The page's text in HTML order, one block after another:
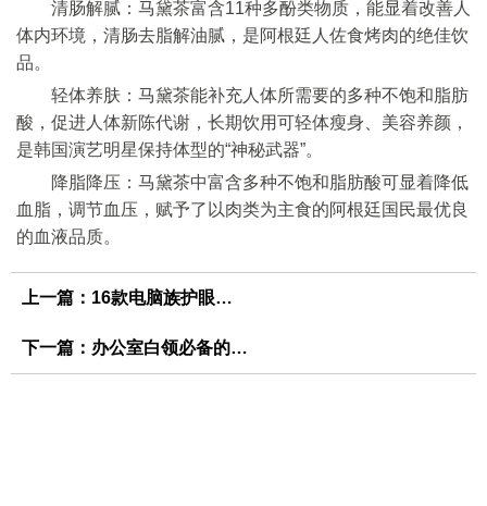
清肠解腻：马黛茶富含11种多酚类物质，能显着改善人
体内环境，清肠去脂解油腻，是阿根廷人佐食烤肉的绝佳饮
品。
轻体养肤：马黛茶能补充人体所需要的多种不饱和脂肪
酸，促进人体新陈代谢，长期饮用可轻体瘦身、美容养颜，
是韩国演艺明星保持体型的“神秘武器”。
降脂降压：马黛茶中富含多种不饱和脂肪酸可显着降低
血脂，调节血压，赋予了以肉类为主食的阿根廷国民最优良
的血液品质。
上一篇： 16款电脑族护眼花茶 让你的闪闪发亮
下一篇： 办公室白领必备的西湖龙井